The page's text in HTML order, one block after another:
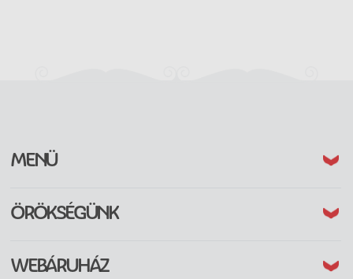
MENÜ(CURRENT)
ÖRÖKSÉGÜNK(CURRENT)
WEBÁRUHÁZ(CURRENT)